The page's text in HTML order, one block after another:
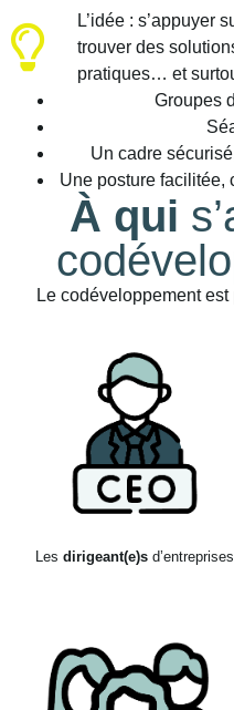
L’idée : s’appuyer
trouver des
pratiques… et
Groupes
Un cadre
Une posture facilitée,
À qui
Le codéveloppement
Les dirigeant(e)s d’entreprises